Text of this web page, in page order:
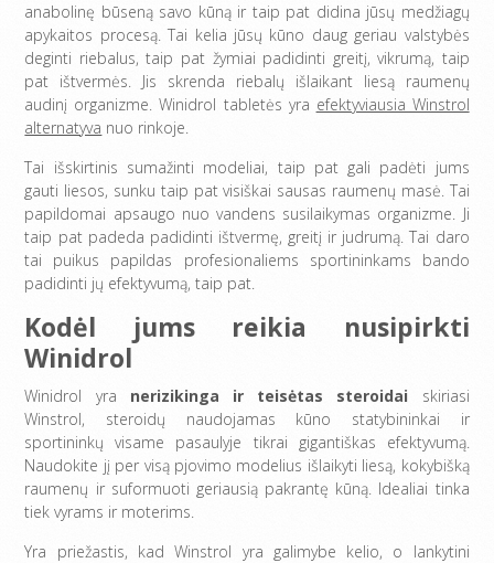
anabolinę būseną savo kūną ir taip pat didina jūsų medžiagų
apykaitos procesą. Tai kelia jūsų kūno daug geriau valstybės
deginti riebalus, taip pat žymiai padidinti greitį, vikrumą, taip
pat ištvermės. Jis skrenda riebalų išlaikant liesą raumenų
audinį organizme. Winidrol tabletės yra efektyviausia Winstrol
alternatyva nuo rinkoje.
Tai išskirtinis sumažinti modeliai, taip pat gali padėti jums
gauti liesos, sunku taip pat visiškai sausas raumenų masė. Tai
papildomai apsaugo nuo vandens susilaikymas organizme. Ji
taip pat padeda padidinti ištvermę, greitį ir judrumą. Tai daro
tai puikus papildas profesionaliems sportininkams bando
padidinti jų efektyvumą, taip pat.
Kodėl jums reikia nusipirkti
Winidrol
Winidrol yra nerizikinga ir teisėtas steroidai skiriasi
Winstrol, steroidų naudojamas kūno statybininkai ir
sportininkų visame pasaulyje tikrai gigantiškas efektyvumą.
Naudokite jį per visą pjovimo modelius išlaikyti liesą, kokybišką
raumenų ir suformuoti geriausią pakrantę kūną. Idealiai tinka
tiek vyrams ir moterims.
Yra priežastis, kad Winstrol yra galimybe kelio, o lankytini